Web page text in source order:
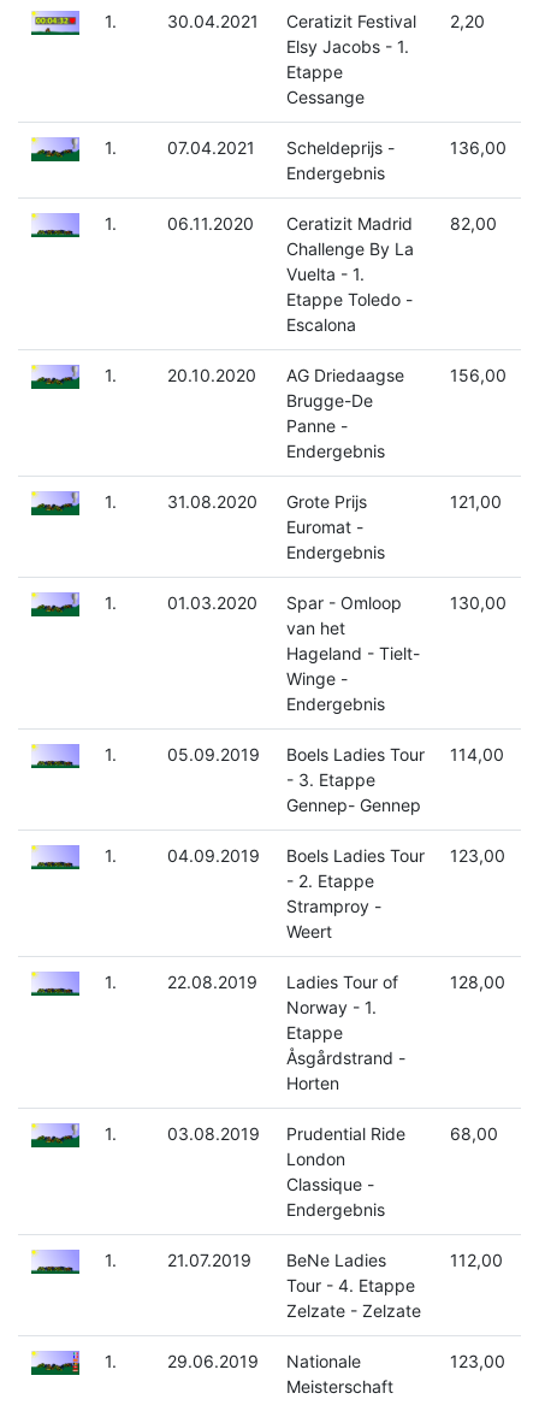
1. 30.04.2021
Ceratizit Festival
Elsy Jacobs - 1.
Etappe
Cessange
2,20
1. 07.04.2021
Scheldeprijs -
Endergebnis
136,00
1. 06.11.2020
Ceratizit Madrid
Challenge By La
Vuelta - 1.
Etappe Toledo -
Escalona
82,00
1. 20.10.2020
AG Driedaagse
Brugge-De
Panne -
Endergebnis
156,00
1. 31.08.2020
Grote Prijs
Euromat -
Endergebnis
121,00
1. 01.03.2020
Spar - Omloop
van het
Hageland - Tielt-
Winge -
Endergebnis
130,00
1. 05.09.2019
Boels Ladies Tour
- 3. Etappe
Gennep- Gennep
114,00
1. 04.09.2019
Boels Ladies Tour
- 2. Etappe
Stramproy -
Weert
123,00
1. 22.08.2019
Ladies Tour of
Norway - 1.
Etappe
Åsgårdstrand -
Horten
128,00
1. 03.08.2019
Prudential Ride
London
Classique -
Endergebnis
68,00
1. 21.07.2019
BeNe Ladies
Tour - 4. Etappe
Zelzate - Zelzate
112,00
1. 29.06.2019
Nationale
Meisterschaft
123,00